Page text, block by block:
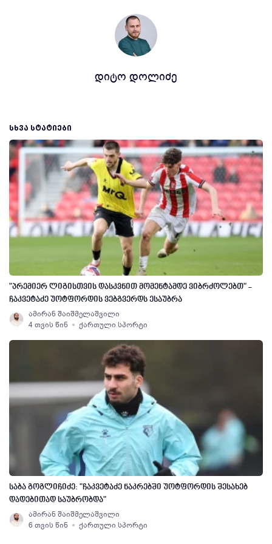
დიტო დოლიძე
ᲡᲮᲕᲐ ᲡᲢᲐᲢᲘᲔᲑᲘ
"პრემიერ ლიგისთვის დასკვნით მომენტამდე ვიბრძოლებთ" -
ჩაკვეტაძე უოტფორდის ვებგვერდს ესაუბრა
ამირან შაიშმელაშვილი
4 თვის წინ
ქართული სპორტი
საბა გოგლიჩიძე: "ჩაკვეტაძე ნაკრებში უოტფორდის შესახებ
დადებითად საუბრობდა"
ამირან შაიშმელაშვილი
6 თვის წინ
ქართული სპორტი